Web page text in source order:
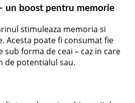
un boost pentru memorie
stimuleaza memoria si
Acesta poate fi consumat fie
sub forma de ceai – caz in care
de potentialul sau.